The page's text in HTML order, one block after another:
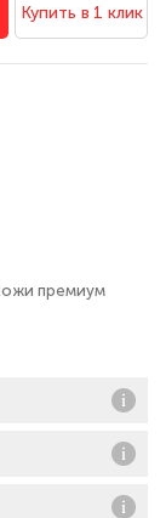
Купить в 1 клик
премиум
Флоггер
игровых
хвостов - 54,5